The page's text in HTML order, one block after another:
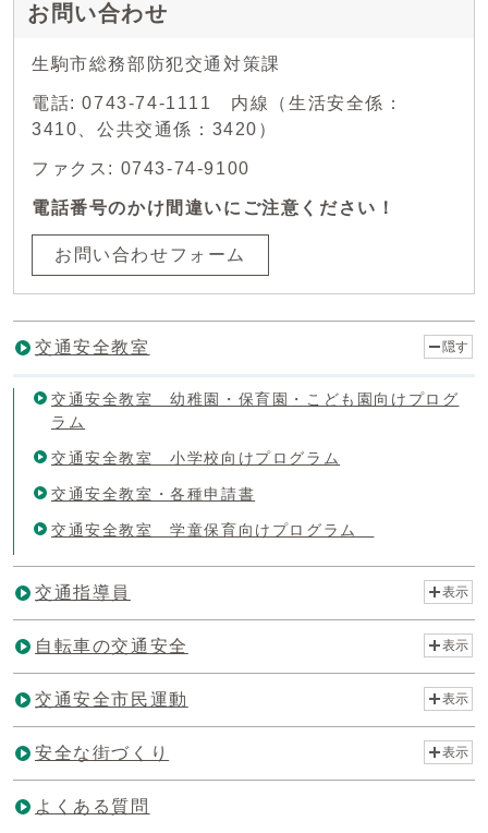
お問い合わせ
生駒市総務部防犯交通対策課
電話: 0743-74-1111 内線（生活安全係：
3410、公共交通係：3420）
ファクス: 0743-74-9100
電話番号のかけ間違いにご注意ください！
お問い合わせフォーム
交通安全教室 隠す
交通安全教室 幼稚園・保育園・こども園向けプログ
ラム
交通安全教室 小学校向けプログラム
交通安全教室・各種申請書
交通安全教室 学童保育向けプログラム
交通指導員 表示
自転車の交通安全 表示
交通安全市民運動 表示
安全な街づくり 表示
よくある質問